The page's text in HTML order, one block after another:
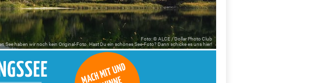
Foto: © ALCE / Dollar Photo Club
See haben wir noch kein Original-Foto. Hast Du ein schönes See-Foto? Dann schicke es uns hier!